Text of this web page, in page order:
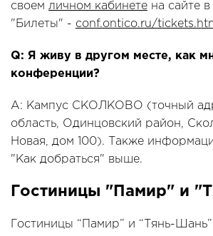
своем личном кабинете на сайте
"Билеты" - conf.ontico.ru/
Q: Я живу в другом месте, как
конференции?
A: Кампус СКОЛКОВО (точный
область, Одинцовский район,
Новая, дом 100). Также
"Как добраться" выше.
Гостиницы "Памир" и
Гостиницы “Памир” и “Тянь-